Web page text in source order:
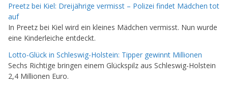
Preetz bei Kiel: Dreijährige vermisst – Polizei findet Mädchen tot
auf
In Preetz bei Kiel wird ein kleines Mädchen vermisst. Nun wurde
eine Kinderleiche entdeckt.
Lotto-Glück in Schleswig-Holstein: Tipper gewinnt Millionen
Sechs Richtige bringen einem Glückspilz aus Schleswig-Holstein
2,4 Millionen Euro.